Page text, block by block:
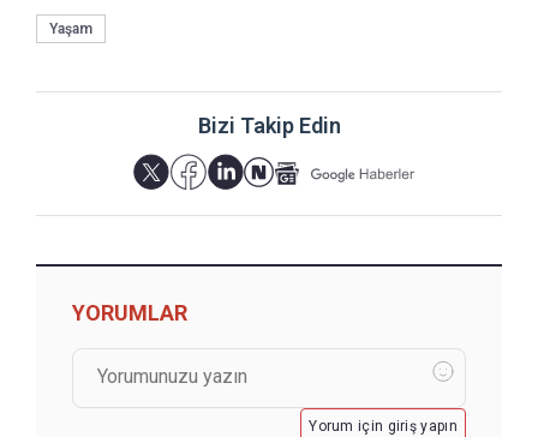
Yaşam
Bizi Takip Edin
YORUMLAR
Yorum için giriş yapın